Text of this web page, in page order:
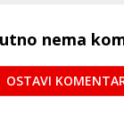
nema
OSTAVI